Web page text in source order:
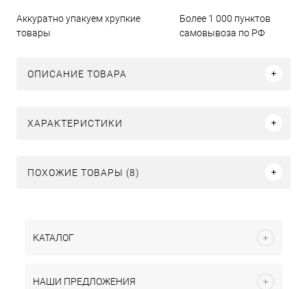
Аккуратно упакуем хрупкие
товары
Более 1 000 пунктов
самовывоза по РФ
ОПИСАНИЕ ТОВАРА
ХАРАКТЕРИСТИКИ
ПОХОЖИЕ ТОВАРЫ (8)
КАТАЛОГ
НАШИ ПРЕДЛОЖЕНИЯ